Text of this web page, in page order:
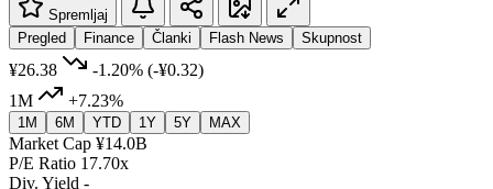
Spremljaj
Pregled
Finance Članki Flash News Skupnost
¥26.38 -1.20% (-¥0.32)
1M
+7.23%
1M 6M YTD 1Y 5Y MAX
Market Cap ¥14.0B
P/E Ratio 17.70x
Div. Yield -